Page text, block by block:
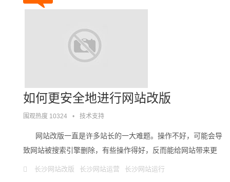
如何更安全地进行网站改版
围观热度 10324 • 技术支持
网站改版一直是许多站长的一大难题。操作不好，可能会导
致网站被搜索引擎删除，有些操作得好，反而能给网站带来更
多的流量。本人之前改版过的网站大概有4、5。。。
长沙网站改版 长沙网站运营 长沙网站运行